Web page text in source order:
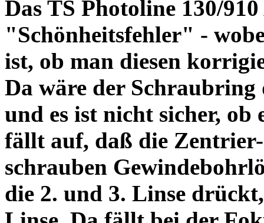
Das TS Photoline 130/
"Schönheitsfehler" -
ist, ob man diesen
Da wäre der
und es ist nicht sicher,
fällt auf, daß die Zentrier-
schrauben
die 2. und 3. Linse